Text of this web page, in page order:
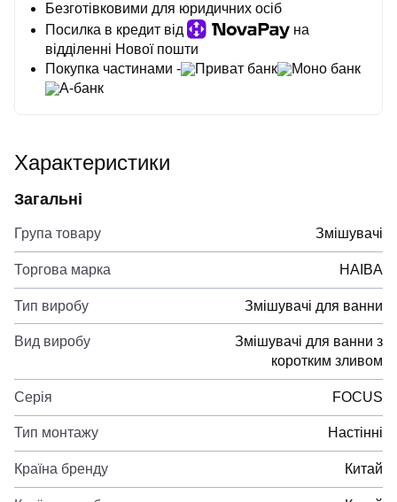
Безготівковими для юридичних осіб
Посилка в кредит від
на
відділенні Нової пошти
Покупка частинами -
Приват банк
Моно банк
А-банк
Характеристики
Загальні
Група товару Змішувачі
Торгова марка HAIBA
Тип виробу Змішувачі для ванни
Вид виробу
Змішувачі для ванни з
коротким зливом
Серія FOCUS
Тип монтажу Настінні
Країна бренду Китай